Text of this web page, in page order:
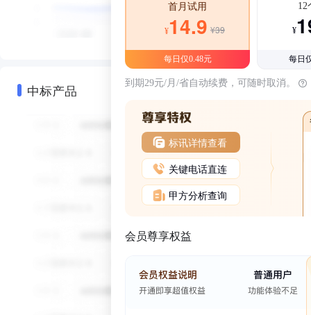
中标产品
首月试用
¥14.9 ¥39
每日仅0.48元
12
¥
每日
到期29元/月/省自动续费，可随时取消。
标讯详情查看
关键电话直连
甲方分析查询
会员尊享权益